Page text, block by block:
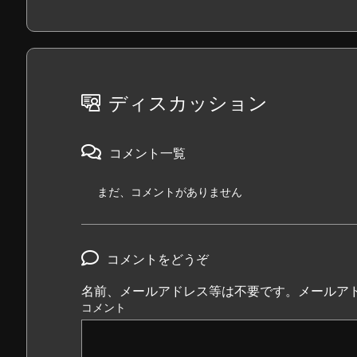
ディスカッション
コメント一覧
まだ、コメントがありません
コメントをどうぞ
名前、メールアドレス等は不要です。メール
コメント